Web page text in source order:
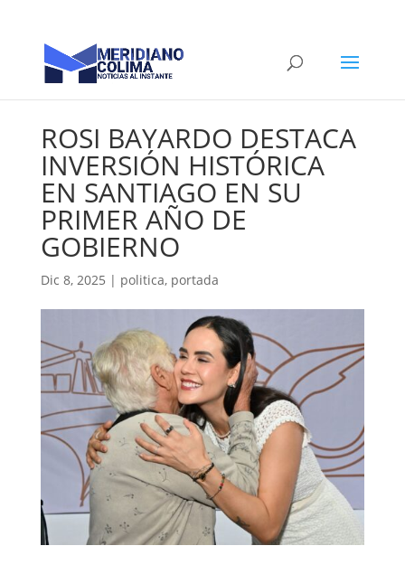
ROSI BAYARDO DESTACA
INVERSIÓN HISTÓRICA
EN SANTIAGO EN SU
PRIMER AÑO DE
GOBIERNO
Dic 8, 2025 | politica, portada